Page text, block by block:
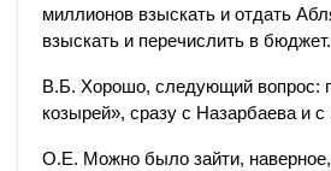
миллионов взыскать и отдать
взыскать и перечислить в бюджет.
В.Б. Хорошо, следующий вопрос:
козырей», сразу с Назарбаева и
О.Е. Можно было зайти,